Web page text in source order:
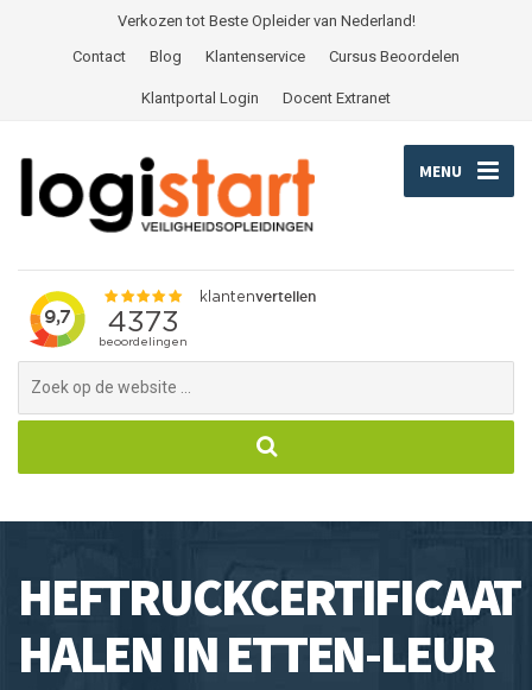
Verkozen tot Beste Opleider van Nederland!
Contact
Blog Klantenservice Cursus Beoordelen
Klantportal Login Docent Extranet
MENU
HEFTRUCKCERTIFICAAT
HALEN IN ETTEN-LEUR